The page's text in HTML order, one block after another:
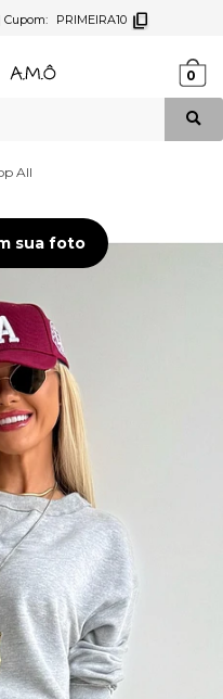
Cupom: PRIMEIRA10
0
All
sua foto